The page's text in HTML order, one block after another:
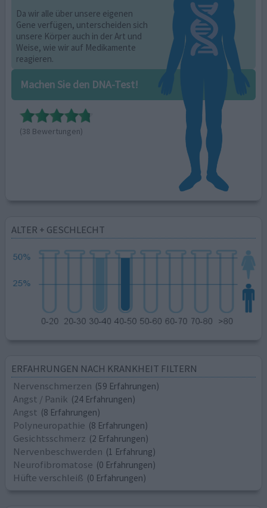
Da wir alle über unsere eigenen
Gene verfügen, unterscheiden sich
unsere Körper auch in der Art und
Weise, wie wir auf Medikamente
reagieren.
Machen Sie den DNA-Test!
(38 Bewertungen)
ALTER + GESCHLECHT
ERFAHRUNGEN NACH KRANKHEIT FILTERN
Nervenschmerzen (59 Erfahrungen)
Angst / Panik (24 Erfahrungen)
Angst (8 Erfahrungen)
Polyneuropathie (8 Erfahrungen)
Gesichtsschmerz (2 Erfahrungen)
Nervenbeschwerden (1 Erfahrung)
Neurofibromatose (0 Erfahrungen)
Hüfte verschleiß (0 Erfahrungen)